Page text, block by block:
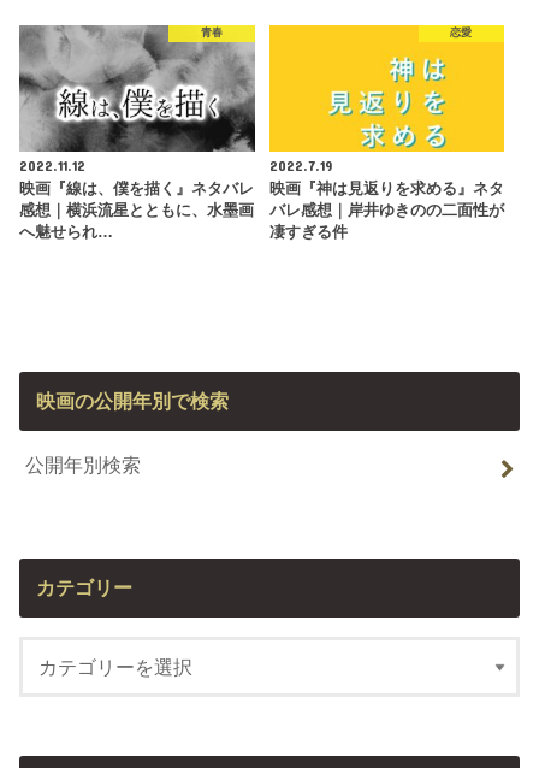
青春
2022.11.12
映画『線は、僕を描く』ネタバレ
感想｜横浜流星とともに、水墨画
へ魅せられ…
恋愛
2022.7.19
映画『神は見返りを求める』ネタ
バレ感想｜岸井ゆきのの二面性が
凄すぎる件
映画の公開年別で検索
公開年別検索
カテゴリー